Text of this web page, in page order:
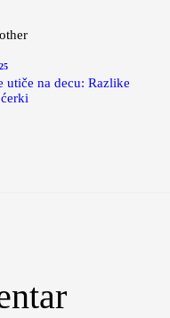
utiče na decu: Razlike